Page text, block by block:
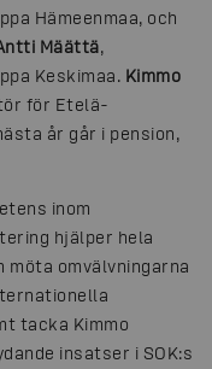
Hämeenmaa, och
Määttä,
Keskimaa. Kimmo
för Etelä-
år går i pension,
inom
hjälper hela
omvälvningarna
tacka Kimmo
insatser i SOK:s